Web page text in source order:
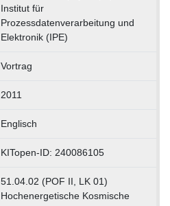
Institut für
Prozessdatenverarbeitung und
Elektronik (IPE)
Vortrag
2011
Englisch
KITopen-ID: 240086105
51.04.02 (POF II, LK 01)
Hochenergetische Kosmische